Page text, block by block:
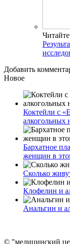
Добавить
Новое
Коктейли с
алкогольных
Бархатное
женщин в
Сколько
Клофелин и
Анальгин и
© "медицинский